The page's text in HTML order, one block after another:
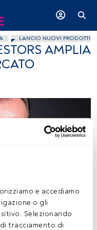
e accediamo
o gli
Selezionando
tracciamento di
LANCIO NUOVI PRODOTTI
AMPLIA